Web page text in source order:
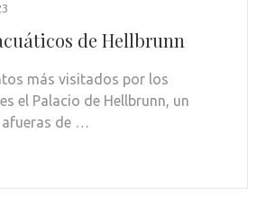
de Hellbrunn
más visitados por los
el Palacio de Hellbrunn, un
afueras de …